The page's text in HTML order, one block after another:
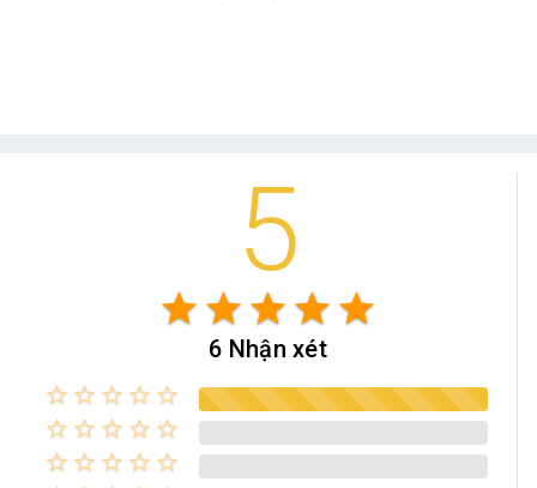
5
star star star star star
6 Nhận xét
star_border star_border star_border star_border star_border
star_border star_border star_border star_border star_border
star_border star_border star_border star_border star_border